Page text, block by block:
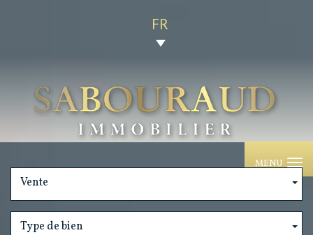
FR
MENU
Vente
Type de bien